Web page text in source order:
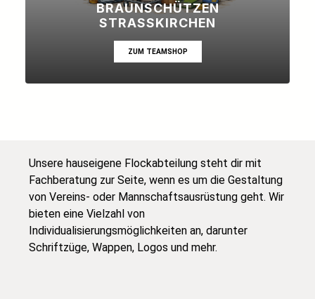
BRAUNSCHÜTZEN
STRASSKIRCHEN
ZUM TEAMSHOP
Unsere hauseigene Flockabteilung steht dir mit
Fachberatung zur Seite, wenn es um die Gestaltung
von Vereins- oder Mannschaftsausrüstung geht. Wir
bieten eine Vielzahl von
Individualisierungsmöglichkeiten an, darunter
Schriftzüge, Wappen, Logos und mehr.